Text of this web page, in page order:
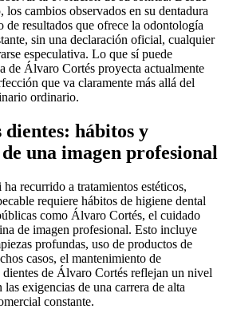
los cambios observados en su dentadura
de resultados que ofrece la odontología
sin una declaración oficial, cualquier
especulativa. Lo que sí puede
de Álvaro Cortés proyecta actualmente
que va claramente más allá del
ordinario.
dientes: hábitos y
una imagen profesional
recurrido a tratamientos estéticos,
requiere hábitos de higiene dental
como Álvaro Cortés, el cuidado
de imagen profesional. Esto incluye
profundas, uso de productos de
casos, el mantenimiento de
de Álvaro Cortés reflejan un nivel
exigencias de una carrera de alta
constante.